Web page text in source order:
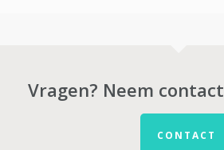
Vragen? Neem
CONTACT